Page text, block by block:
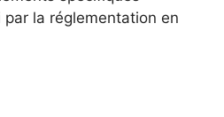
la réglementation en